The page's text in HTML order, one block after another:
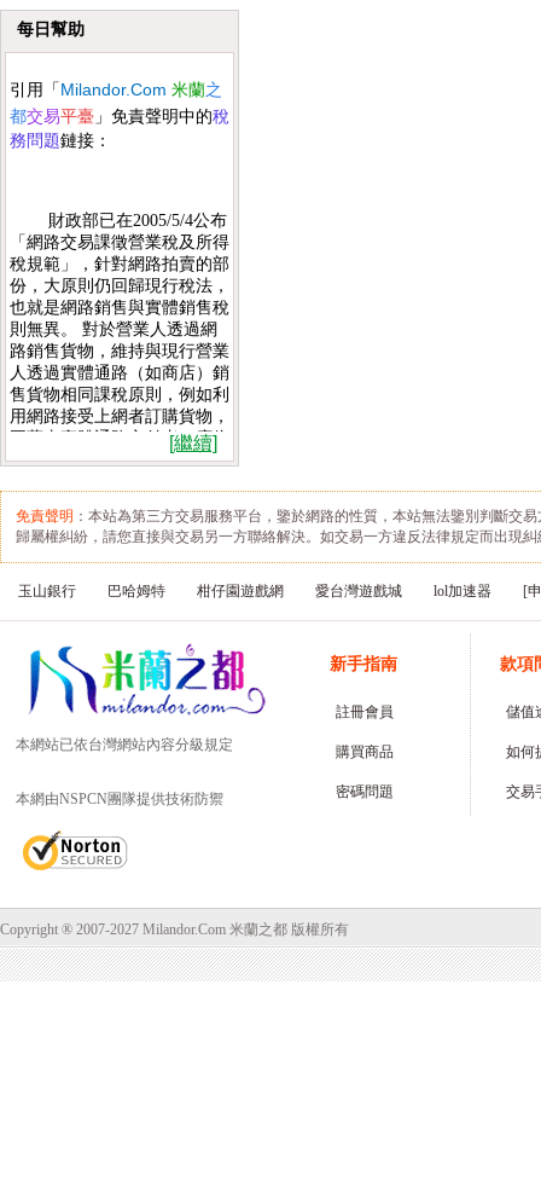
每日幫助
引用 「 Milandor.Com 米蘭之
都交易平臺 」 免責聲明中的稅
務問題鏈接：
財政部已在2005/5/4公布
「網路交易課徵營業稅及所得
稅規範」，針對網路拍賣的部
份，大原則仍回歸現行稅法，
也就是網路銷售與實體銷售稅
則無異。 對於營業人透過網
路銷售貨物，維持與現行營業
人透過實體通路（如商店）銷
售貨物相同課稅原則，例如利
用網路接受上網者訂購貨物，
再藉由實體通路交付者，應依
法報稅。即月營業額超過8萬
於20萬元以5%計稅，而營利
年所得在5萬元以上，則須報
繳營所稅。 詳細說明如下：
五月一日至五月三十一日向轄
區稽徵所申報。凡有中華民國
來源所得之個人，應申報綜合
所得稅。凡中華民國境內經營
之營利事業，應申報營利事業
內銷售貨物或勞務，及進口貨
物，均應課徵營業稅，以每二
或三個月為一期向轄區稽徵所
申報。（開立統一發票者每二
每三個月申報）
買賣業以每個月營業額新台幣
8萬元作為營業稅課徵起點。
若您每月的營業額在8萬元至
[繼續]
免責聲明 ：本站為第三方交易服務平台，鑒於網路的性質，本站無法鑒別判斷交
歸屬權糾紛，請您直接與交易另一方聯絡解決。如交易一方違反法律規定而出現
玉山銀行 巴哈姆特 柑仔園遊戲網 愛台灣遊戲城 lol加速器 [
本網站已依台灣網站內容分級規定
本網由NSPCN團隊提供技術防禦
新手指南
註冊會員
購買商品
密碼問題
款項
儲值
如何
交易
Copyright ® 2007-2027 Milandor.Com 米蘭之都 版權所有